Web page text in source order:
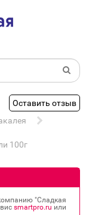
Оставить отзыв
100г
"Сладкая
smartpro.ru или